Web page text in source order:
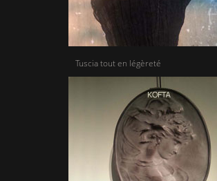
Tuscia tout en légèreté